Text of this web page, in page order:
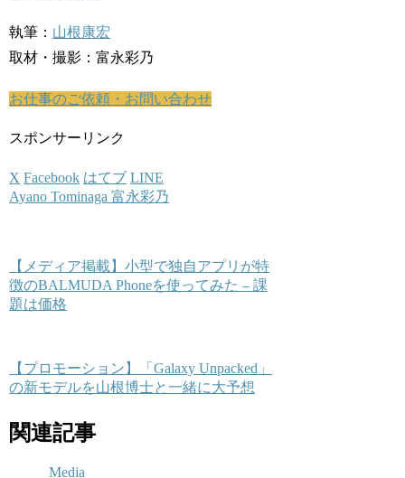
執筆： 山根康宏
取材・撮影：富永彩乃
お仕事のご依頼・お問い合わせ
スポンサーリンク
X Facebook はてブ LINE
Ayano Tominaga 富永彩乃
【メディア掲載】小型で独自アプリが特
徴のBALMUDA Phoneを使ってみた – 課
題は価格
【プロモーション】「Galaxy Unpacked」
の新モデルを山根博士と一緒に大予想
関連記事
Media